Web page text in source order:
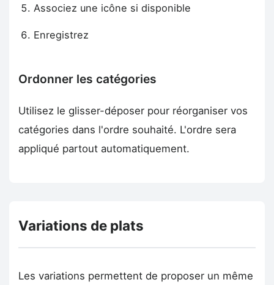
Associez une icône si disponible
Enregistrez
Ordonner les catégories
Utilisez le glisser-déposer pour réorganiser vos
catégories dans l'ordre souhaité. L'ordre sera
appliqué partout automatiquement.
Variations de plats
Les variations permettent de proposer un même